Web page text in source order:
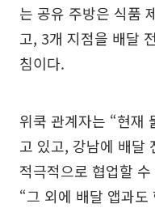
는 공유 주방은 식품
고, 3개 지점을 배달
침이다.
위쿡 관계자는 “현재
고 있고, 강남에 배달
적극적으로 협업할
“그 외에 배달 앱과